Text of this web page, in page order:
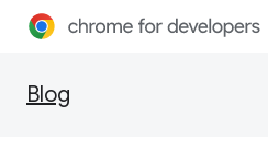
Blog